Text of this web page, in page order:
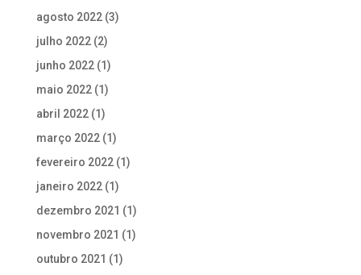
agosto 2022(3)
julho 2022(2)
junho 2022(1)
maio 2022(1)
abril 2022(1)
março 2022(1)
fevereiro 2022(1)
janeiro 2022(1)
dezembro 2021 (1)
novembro 2021 (1)
outubro 2021 (1)